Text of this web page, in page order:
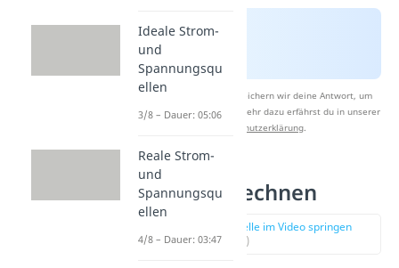
Nach Beantwortung speichern wir deine Antwort, um
Studyflix zu verbessern. Mehr dazu erfährst du in unserer
Datenschutzerklärung.
Farad umrechnen
zur Stelle im Video springen
(01:41)
Ideale Strom-
und
Spannungsqu
ellen
3/8 – Dauer: 05:06
Reale Strom-
und
Spannungsqu
ellen
4/8 – Dauer: 03:47